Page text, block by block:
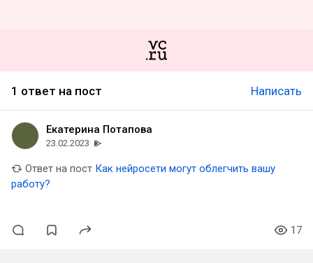
1 ответ на пост Написать
Екатерина Потапова
23.02.2023
Ответ на пост Как нейросети могут облегчить вашу
работу?
17